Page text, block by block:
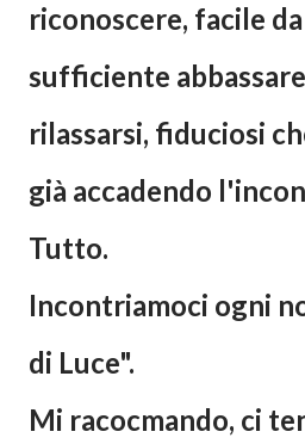
riconoscere, facile
sufficiente
rilassarsi, fiduciosi
già accadendo
Tutto.
Incontriamoci ogni
di Luce".
Mi racocmando, ci